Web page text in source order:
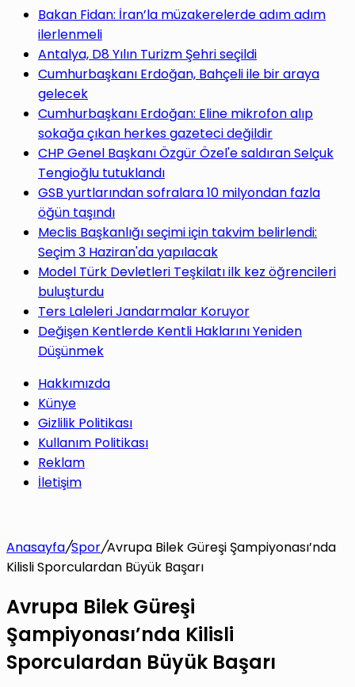
yap
...
Bakan Fidan: İran’la müzakerelerde adım adım
ilerlenmeli
Antalya, D8 Yılın Turizm Şehri seçildi
Cumhurbaşkanı Erdoğan, Bahçeli ile bir araya
gelecek
Cumhurbaşkanı Erdoğan: Eline mikrofon alıp
sokağa çıkan herkes gazeteci değildir
CHP Genel Başkanı Özgür Özel'e saldıran Selçuk
Tengioğlu tutuklandı
GSB yurtlarından sofralara 10 milyondan fazla
öğün taşındı
Meclis Başkanlığı seçimi için takvim belirlendi:
Seçim 3 Haziran'da yapılacak
Model Türk Devletleri Teşkilatı ilk kez öğrencileri
buluşturdu
Ters Laleleri Jandarmalar Koruyor
Değişen Kentlerde Kentli Haklarını Yeniden
Düşünmek
Hakkımızda
Künye
Gizlilik Politikası
Kullanım Politikası
Reklam
İletişim
Anasayfa/Spor/Avrupa Bilek Güreşi Şampiyonası’nda
Kilisli Sporculardan Büyük Başarı
Avrupa Bilek Güreşi
Şampiyonası’nda Kilisli
Sporculardan Büyük Başarı